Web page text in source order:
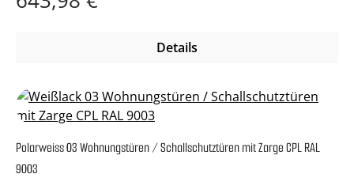
Details
Polarweiss 03 Wohnungstüren / Schallschutztüren mit Zarge CPL RAL
9003